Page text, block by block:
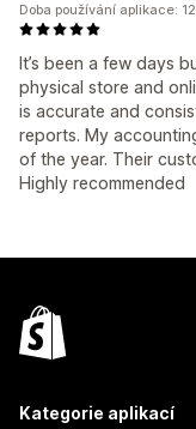
It’s been a few days
physical store and
is accurate and
reports. My
of the year. Their
Highly recommended
Doba používání aplikace:
Kategorie aplikací